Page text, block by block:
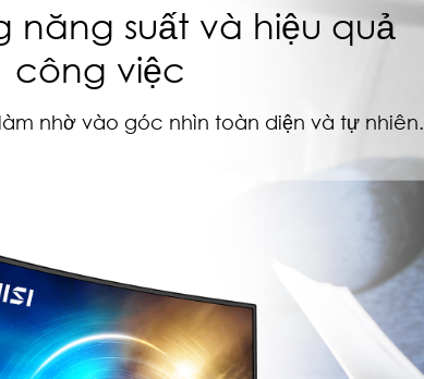
năng suất và hiệu quả
công việc
nhờ vào góc nhìn toàn diện và tự nhiên.